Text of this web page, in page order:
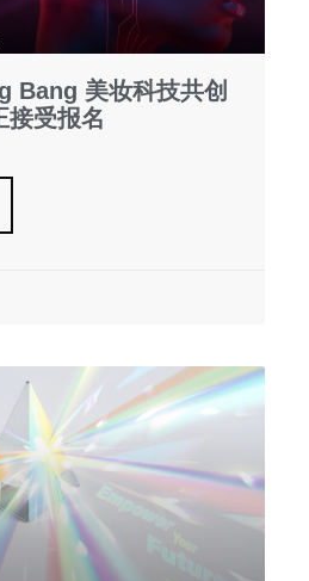
Bang 美妆科技共创
接受报名